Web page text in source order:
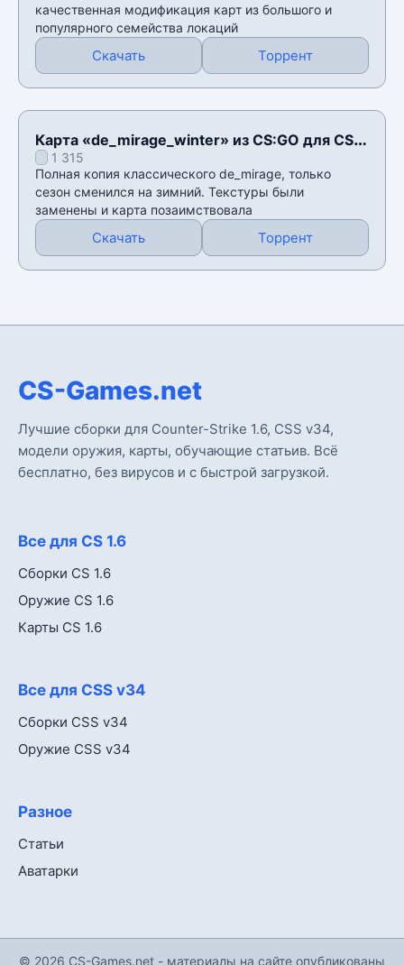
качественная модификация карт из большого и
популярного семейства локаций
Скачать Торрент
Карта «de_mirage_winter» из CS:GO для CS
1.61 315
Полная копия классического de_mirage, только
сезон сменился на зимний. Текстуры были
заменены и карта позаимствовала
Скачать Торрент
CS-Games.net
Лучшие сборки для Counter-Strike 1.6, CSS v34,
модели оружия, карты, обучающие статьив. Всё
бесплатно, без вирусов и с быстрой загрузкой.
Все для CS 1.6
Сборки CS 1.6
Оружие CS 1.6
Карты CS 1.6
Все для CSS v34
Сборки CSS v34
Оружие CSS v34
Разное
Статьи
Аватарки
© 2026 CS-Games.net - материалы на сайте опубликованы